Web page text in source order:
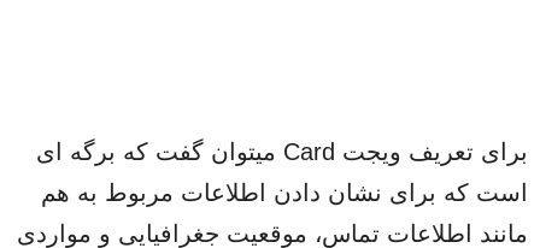
برای تعریف ویجت Card میتوان گفت که برگه ای
است که برای نشان دادن اطلاعات مربوط به هم
مانند اطلاعات تماس، موقعیت جغرافیایی و مواردی